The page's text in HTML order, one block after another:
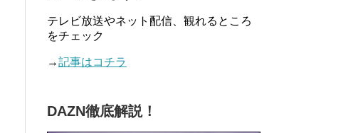
テレビ放送やネット配信、観れるところ
をチェック
→記事はコチラ
DAZN徹底解説！